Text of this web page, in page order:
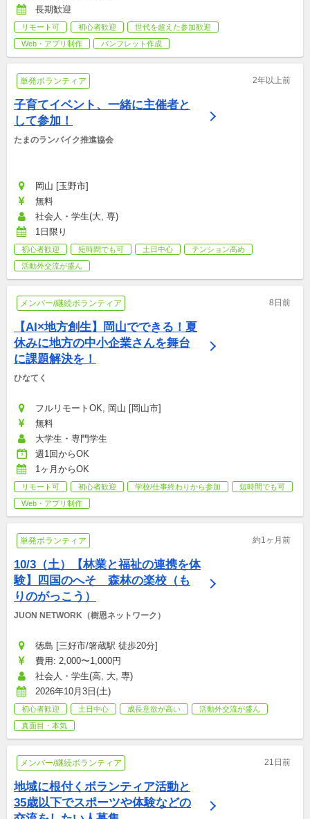
長期歓迎
リモート可 初心者歓迎
世代を超えた参加歓迎
Web・アプリ制作
パンフレット作成
単発ボランティア 2年以上前
子育てイベント、一緒に主催者と
して参加！
たまのランバイク推進協会
岡山 [玉野市]
無料
社会人・学生(大, 専)
1日限り
初心者歓迎 短時間でも可 土日中心
テンション高め
活動外交流が盛ん
メンバー/継続ボランティア 8日前
【AI×地方創生】岡山でできる！夏
休みに地方の中小企業さんを舞台
に課題解決を！
ひなてく
フルリモートOK, 岡山 [岡山市]
無料
大学生・専門学生
週1回からOK
1ヶ月からOK
リモート可 初心者歓迎 学校/仕事終わりから参加
短時間でも可
Web・アプリ制作
単発ボランティア 約1ヶ月前
10/3（土）【林業と福祉の連携を体
験】四国のへそ　森林の楽校（も
りのがっこう）
JUON NETWORK（樹恩ネットワーク）
徳島 [三好市/箸蔵駅 徒歩20分]
費用: 2,000〜1,000円
社会人・学生(高, 大, 専)
2026年10月3日(土)
初心者歓迎 土日中心 成長意欲が高い
活動外交流が盛ん
真面目・本気
メンバー/継続ボランティア 21日前
地域に根付くボランティア活動と
35歳以下でスポーツや体験などの